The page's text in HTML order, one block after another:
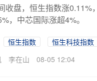
收盘，恒生指数涨0.11%
，中芯国际涨超4%。
恒生指数
恒生科技指数
李在山 08-05 12:04